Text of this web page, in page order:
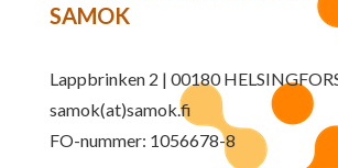
SAMOK
Lappbrinken 2 | 00180
samok(at)samok.fi
FO-nummer: 1056678-8